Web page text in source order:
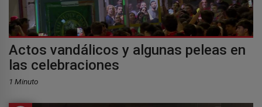
Actos vandálicos y algunas peleas en
las celebraciones
1 Minuto